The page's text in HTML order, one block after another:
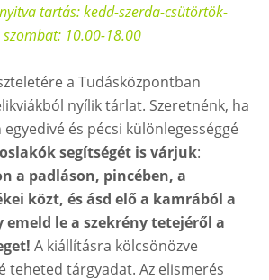
tartás: kedd-szerda-csütörtök-
10.00-18.00
a Tudásközpontban
nyílik tárlat. Szeretnénk, ha
és pécsi különlegességgé
segítségét is várjuk:
a padláson, pincében, a
közt, és ásd elő a kamrából a
emeld le a szekrény tetejéről a
A kiállításra kölcsönözve
teheted tárgyadat. Az elismerés